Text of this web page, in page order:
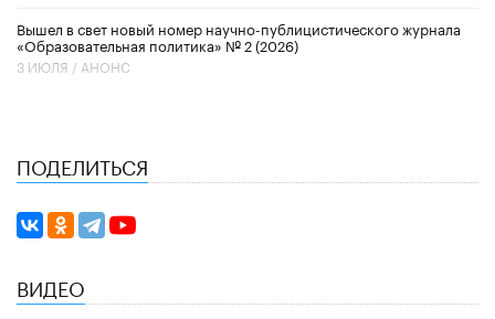
Вышел в свет новый номер научно-публицистического журнала
«Образовательная политика» № 2 (2026)
3 ИЮЛЯ / АНОНС
ПОДЕЛИТЬСЯ
ВИДЕО